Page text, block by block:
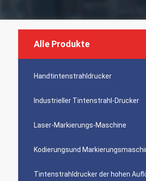
Alle Produkte
Handtintenstrahldrucker
Industrieller Tintenstrahl-Drucker
Laser-Markierungs-Maschine
Kodierungsund
Tintenstrahldrucker der hohen